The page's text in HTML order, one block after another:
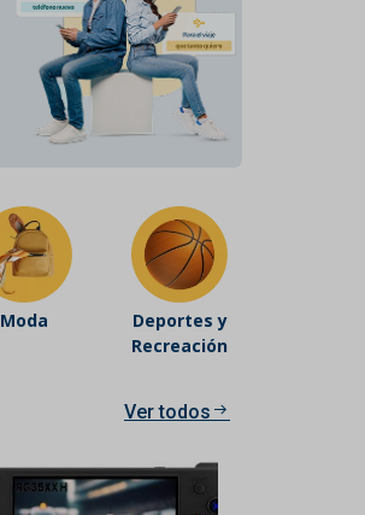
Moda
Deportes y
Recreación
Ver todos